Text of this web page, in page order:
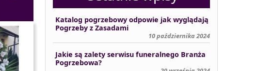
Katalog pogrzebowy odpowie jak wyglądają
Pogrzeby z Zasadami
10 października 2024
Jakie są zalety serwisu funeralnego Branża
Pogrzebowa?